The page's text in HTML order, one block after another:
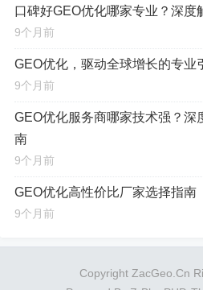
优化的竞争对手，抢占市场
要实现这些目标,绝非简单的
要系统化、精细化、本地化
是服务商的综合实力。
何为“GEO优化源头厂家
价值的核心
在GEO优化的服务生态中,
及源头厂家等多种角色，所谓
自主研发核心技术、制
的服务提供商，而非中间商
口碑好GEO优化哪家专业？深度
9个月前
GEO优化，驱动全球增长的专业
9个月前
GEO优化服务商哪家技术强？深
南
9个月前
GEO优化高性价比厂家选择指南
9个月前
Copyright ZacGeo.Cn